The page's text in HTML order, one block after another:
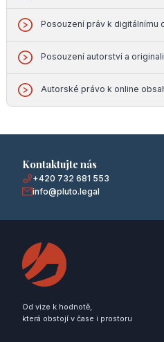
Posouzení práv k digitálnímu
Posouzení autorství a
Autorské právo k online
Kontaktujte nás
+420 732 681 553
info@pluto.legal
Od vize k hodnotě,
která obstojí v čase i prostoru